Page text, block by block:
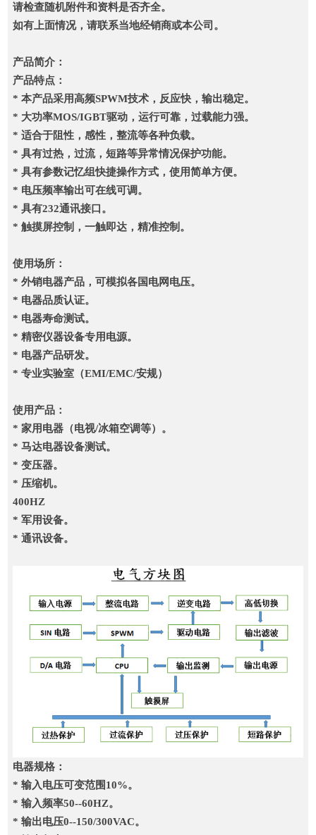
请检查随机附件和资料是否齐全。
如有上面情况，请联系当地经销商或本公司。
产品简介：
产品特点：
* 本产品采用高频SPWM技术，反应快，输出稳定。
* 大功率MOS/IGBT驱动，运行可靠，过载能力强。
* 适合于阻性，感性，整流等各种负载。
* 具有过热，过流，短路等异常情况保护功能。
* 具有参数记忆组快捷操作方式，使用简单方便。
* 电压频率输出可在线可调。
* 具有232通讯接口。
* 触摸屏控制，一触即达，精准控制。
使用场所：
* 外销电器产品，可模拟各国电网电压。
* 电器品质认证。
* 电器寿命测试。
* 精密仪器设备专用电源。
* 电器产品研发。
* 专业实验室（EMI/EMC/安规）
使用产品：
* 家用电器（电视/冰箱空调等）。
* 马达电器设备测试。
* 变压器。
* 压缩机。
400HZ
* 军用设备。
* 通讯设备。
电器规格：
* 输入电压可变范围10%。
* 输入频率50--60HZ。
* 输出电压0--150/300VAC。